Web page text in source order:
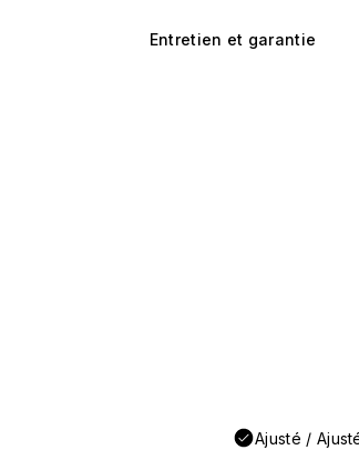
Entretien et garantie
Ajusté /